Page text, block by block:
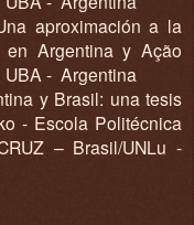
aproximación a la
en Argentina y Ação
UBA - Argentina
y Brasil: una tesis
- Escola Politécnica
– Brasil/UNLu -